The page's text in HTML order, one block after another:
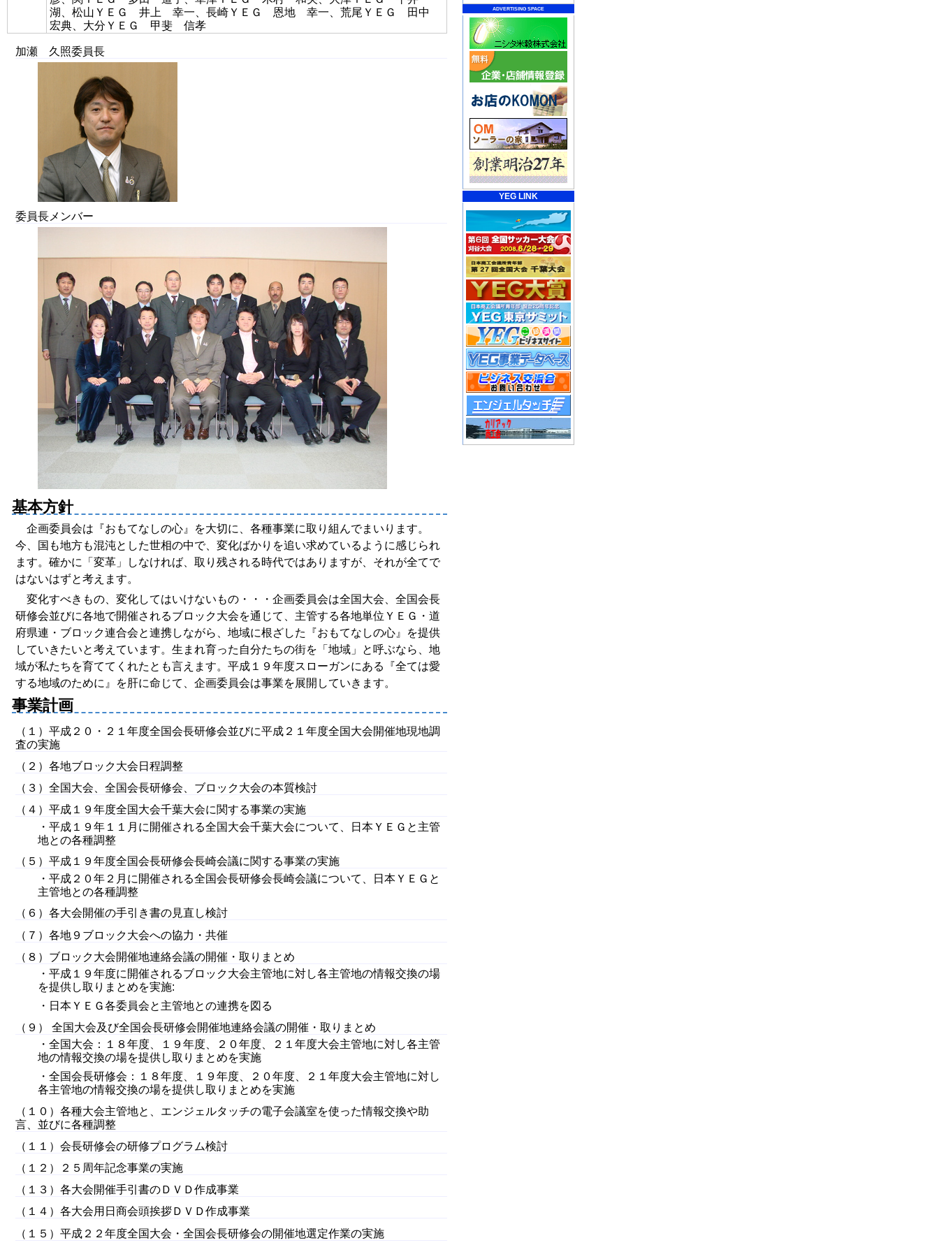
湖、松山ＹＥＧ 井上 幸一、長崎ＹＥＧ 恩地 幸一、荒尾ＹＥＧ 田中
宏典、大分ＹＥＧ 甲斐 信孝
加瀬 久照委員長
委員長メンバー
基本方針
企画委員会は『おもてなしの心』を大切に、各種事業に取り組んでまいります。
今、国も地方も混沌とした世相の中で、変化ばかりを追い求めているように感じられ
ます。確かに「変革」しなければ、取り残される時代ではありますが、それが全てで
はないはずと考えます。
変化すべきもの、変化してはいけないもの・・・企画委員会は全国大会、全国会長
研修会並びに各地で開催されるブロック大会を通じて、主管する各地単位ＹＥＧ・道
府県連・ブロック連合会と連携しながら、地域に根ざした『おもてなしの心』を提供
していきたいと考えています。生まれ育った自分たちの街を「地域」と呼ぶなら、地
域が私たちを育ててくれたとも言えます。平成１９年度スローガンにある『全ては愛
する地域のために』を肝に命じて、企画委員会は事業を展開していきます。
事業計画
（１）平成２０・２１年度全国会長研修会並びに平成２１年度全国大会開催地現地調
査の実施
（２）各地ブロック大会日程調整
（３）全国大会、全国会長研修会、ブロック大会の本質検討
（４）平成１９年度全国大会千葉大会に関する事業の実施
・平成１９年１１月に開催される全国大会千葉大会について、日本ＹＥＧと主管
地との各種調整
（５）平成１９年度全国会長研修会長崎会議に関する事業の実施
・平成２０年２月に開催される全国会長研修会長崎会議について、日本ＹＥＧと
主管地との各種調整
（６）各大会開催の手引き書の見直し検討
（７）各地９ブロック大会への協力・共催
（８）ブロック大会開催地連絡会議の開催・取りまとめ
・平成１９年度に開催されるブロック大会主管地に対し各主管地の情報交換の場
を提供し取りまとめを実施:
・日本ＹＥＧ各委員会と主管地との連携を図る
（９） 全国大会及び全国会長研修会開催地連絡会議の開催・取りまとめ
・全国大会：１８年度、１９年度、２０年度、２１年度大会主管地に対し各主管
地の情報交換の場を提供し取りまとめを実施
・全国会長研修会：１８年度、１９年度、２０年度、２１年度大会主管地に対し
各主管地の情報交換の場を提供し取りまとめを実施
（１０）各種大会主管地と、エンジェルタッチの電子会議室を使った情報交換や助
言、並びに各種調整
（１１）会長研修会の研修プログラム検討
（１２）２５周年記念事業の実施
（１３）各大会開催手引書のＤＶＤ作成事業
（１４）各大会用日商会頭挨拶ＤＶＤ作成事業
（１５）平成２２年度全国大会・全国会長研修会の開催地選定作業の実施
ADVERTISING SPACE
YEG LINK